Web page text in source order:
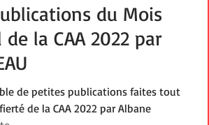
du Mois
la CAA 2022 par
de petites publications faites tout
de la CAA 2022 par Albane